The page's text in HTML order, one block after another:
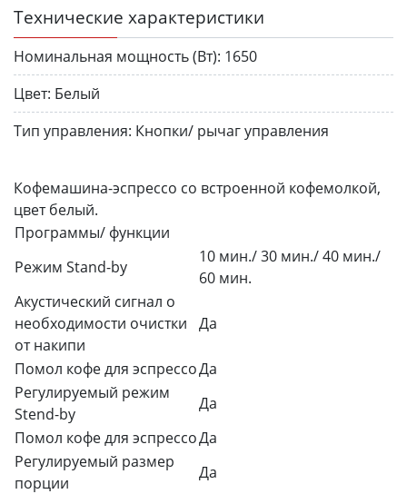
Технические характеристики
Номинальная мощность (Вт): 1650
Цвет: Белый
Тип управления: Кнопки/ рычаг управления
Кофемашина-эспрессо со встроенной кофемолкой,
цвет белый.
Программы/ функции
Режим Stand-by
10 мин./ 30 мин./ 40 мин./
60 мин.
Акустический сигнал о
необходимости очистки
от накипи
Да
Помол кофе для эспрессоДа
Регулируемый режим
Stend-by
Да
Помол кофе для эспрессоДа
Регулируемый размер
порции
Да